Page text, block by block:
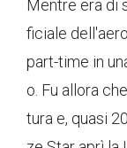
Mentre era di
ficiale
part-time in
o. Fu allora
tura e, quasi